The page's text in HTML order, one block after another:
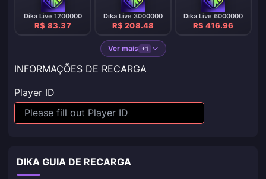
Dika Live 1200000
R$ 83.37
Dika Live 3000000
R$ 208.48
Dika Live 6000000
R$ 416.96
Ver mais +1
INFORMAÇÕES DE RECARGA
Player ID
DIKA GUIA DE RECARGA